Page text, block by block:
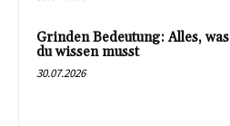
Grinden Bedeutung: Alles, was
du wissen musst
30.07.2026